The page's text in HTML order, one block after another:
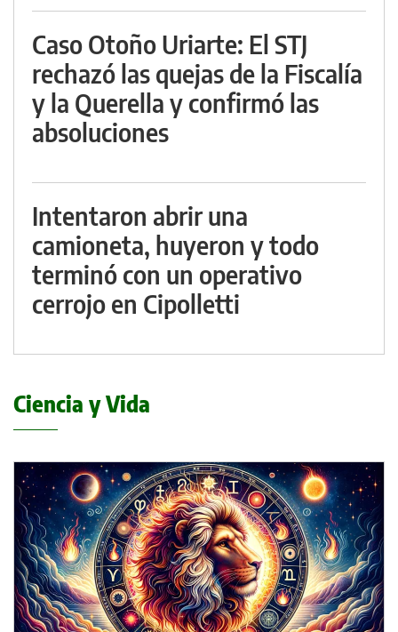
Caso Otoño Uriarte: El STJ
rechazó las quejas de la Fiscalía
y la Querella y confirmó las
absoluciones
Intentaron abrir una
camioneta, huyeron y todo
terminó con un operativo
cerrojo en Cipolletti
Ciencia y Vida